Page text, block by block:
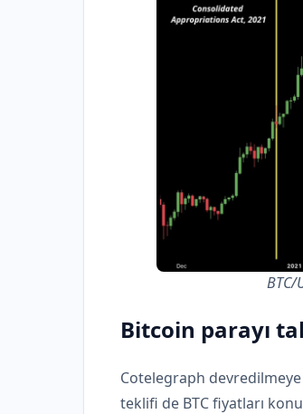
BTC/
Bitcoin parayı
Cotelegraph
teklifi de BTC fiyatları